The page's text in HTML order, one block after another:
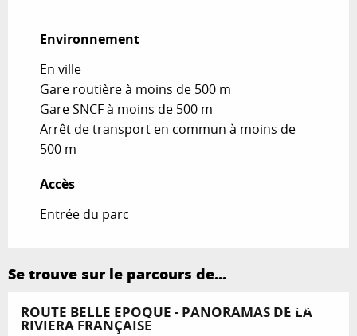
Environnement
Environnement
En ville
Gare routière à moins de 500 m
Gare SNCF à moins de 500 m
Arrêt de transport en commun à moins de
500 m
Accès
Accès
Entrée du parc
Se trouve sur le parcours de...
ROUTE BELLE EPOQUE - PANORAMAS DE LA
RIVIERA FRANÇAISE
Réservable